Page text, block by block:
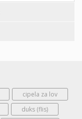
cipela za lov
duks (flis)